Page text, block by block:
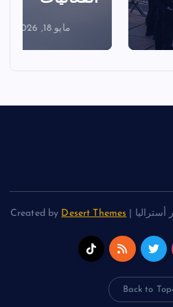
Desert Themes
Back to Top